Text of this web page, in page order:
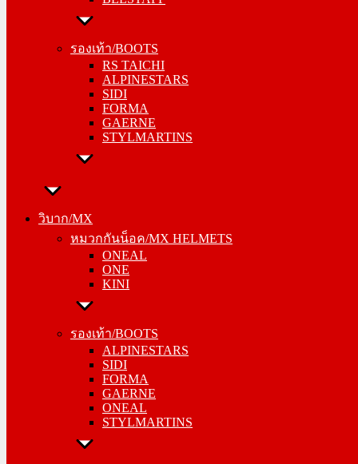
รองเท้า/BOOTS
RS TAICHI
ALPINESTARS
SIDI
FORMA
GAERNE
STYLMARTINS
วิบาก/MX
หมวกกันน็อค/MX HELMETS
ONEAL
ONE
KINI
รองเท้า/BOOTS
ALPINESTARS
SIDI
FORMA
GAERNE
ONEAL
STYLMARTINS
รองเท้า/BOOTS
ALPINESTARS
SIDI
FORMA
GAERNE
STYLMARTINS
วิบาก/MX
ONE
KINI
รองเท้า/BOOTS
SIDI
FORMA
GAERNE
ONEAL
STYLMARTINS
ชุด/JERSEY&PANTS